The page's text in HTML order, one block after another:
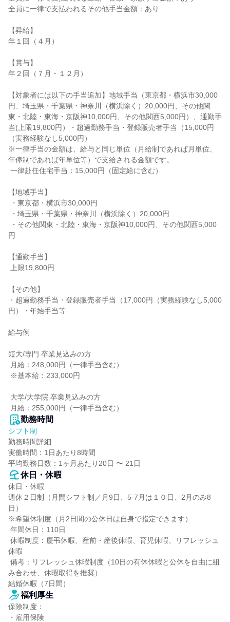
全員に一律で支払われるその他手当金額：あり
【昇給】
年１回（４月）
【賞与】
年２回（７月・１２月）
【対象者には以下の手当追加】地域手当（東京都・横浜市30,000
円、埼玉県・千葉県・神奈川（横浜除く）20,000円、その他関
東・北陸・東海・京阪神10,000円、その他関西5,000円）、通勤手
当(上限19,800円）・超過勤務手当・登録販売者手当（15,000円
（実務経験なし5,000円）
※一律手当の金額は、給与と同じ単位（月給制であれば月単位、
年俸制であれば年単位等）で支給される金額です。
【地域手当】
円
【通勤手当】
【その他】
・超過勤務手当・登録販売者手当（17,000円（実務経験なし5,000
円）・年始手当等
給与例
短大/専門 卒業見込みの方
月給：255,000円（一律手当含む）
勤務時間
シフト制
勤務時間詳細
実働時間：1日あたり8時間
平均勤務日数：1ヶ月あたり20日 〜 21日
休日・休暇
休日・休暇
週休２日制（月間シフト制／月9日、5-7月は１０日、2月のみ8
日）
※希望休制度（月2日間の公休日は自身で指定できます）
休暇
み合わせ、休暇取得を推奨）
結婚休暇（7日間）
福利厚生
保険制度：
・雇用保険